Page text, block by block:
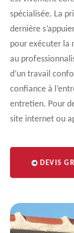
spécialisée. La
dernière
pour exécuter la
au
d’un travail
confiance à
entretien. Pour
site internet ou
DEVIS